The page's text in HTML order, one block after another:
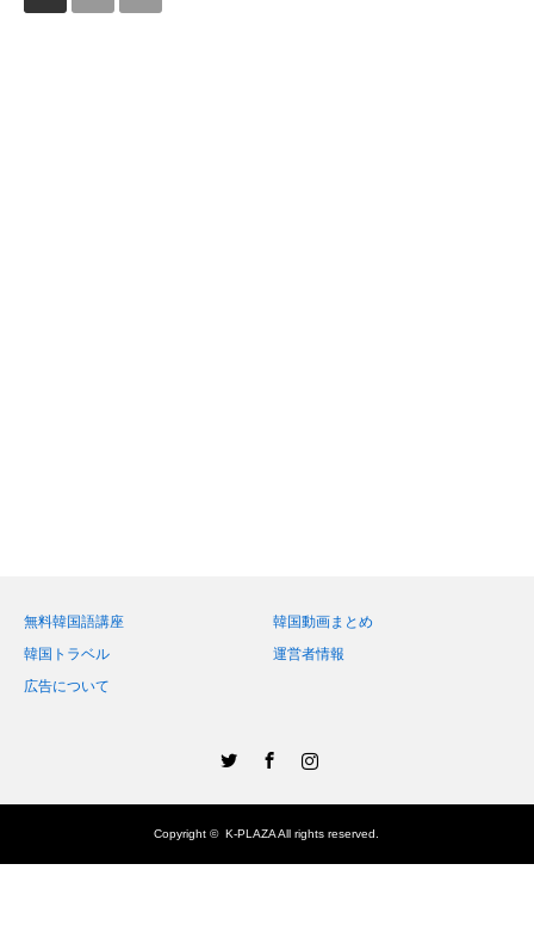
無料韓国語講座
韓国動画まとめ
韓国トラベル
運営者情報
広告について
Instagram
Copyright © K-PLAZAAll rights reserved.